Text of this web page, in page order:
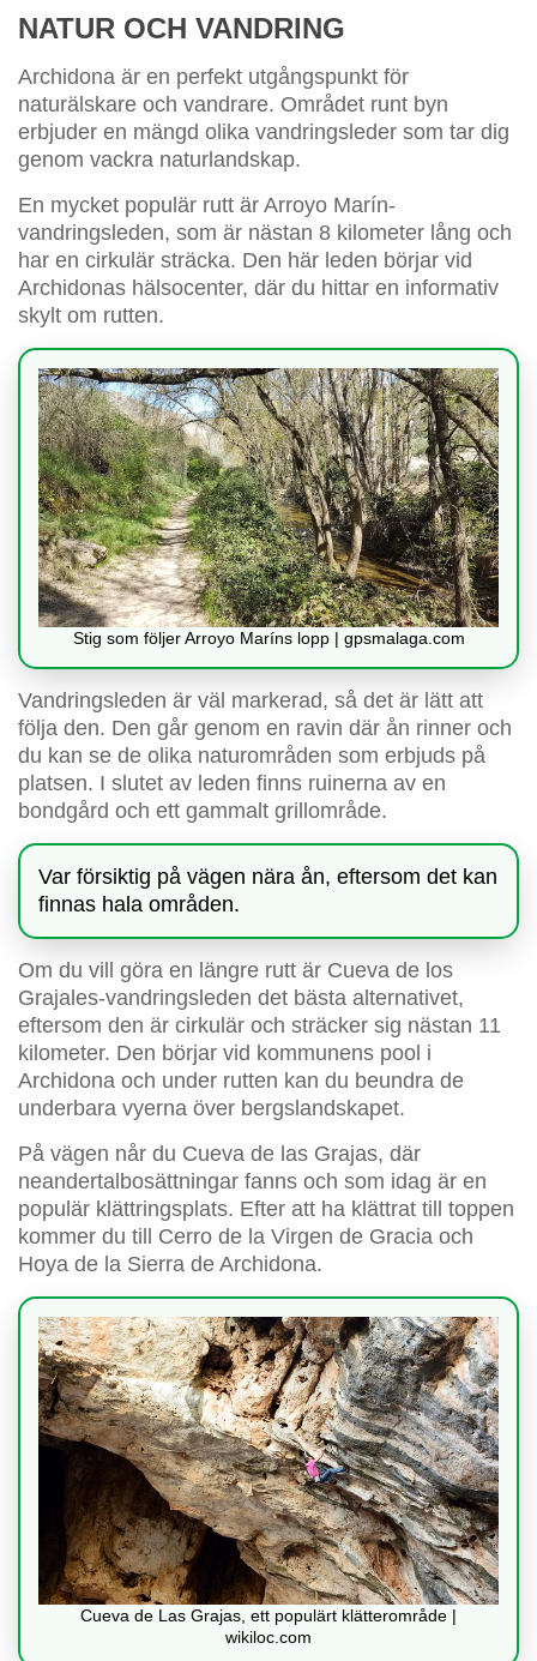
NATUR OCH VANDRING
Archidona är en perfekt utgångspunkt för
naturälskare och vandrare. Området runt byn
erbjuder en mängd olika vandringsleder som tar dig
genom vackra naturlandskap.
En mycket populär rutt är Arroyo Marín-
vandringsleden, som är nästan 8 kilometer lång och
har en cirkulär sträcka. Den här leden börjar vid
Archidonas hälsocenter, där du hittar en informativ
skylt om rutten.
Stig som följer Arroyo Maríns lopp | gpsmalaga.com
Vandringsleden är väl markerad, så det är lätt att
följa den. Den går genom en ravin där ån rinner och
du kan se de olika naturområden som erbjuds på
platsen. I slutet av leden finns ruinerna av en
bondgård och ett gammalt grillområde.
Var försiktig på vägen nära ån, eftersom det kan
finnas hala områden.
Om du vill göra en längre rutt är Cueva de los
Grajales-vandringsleden det bästa alternativet,
eftersom den är cirkulär och sträcker sig nästan 11
kilometer. Den börjar vid kommunens pool i
Archidona och under rutten kan du beundra de
underbara vyerna över bergslandskapet.
På vägen når du Cueva de las Grajas, där
neandertalbosättningar fanns och som idag är en
populär klättringsplats. Efter att ha klättrat till toppen
kommer du till Cerro de la Virgen de Gracia och
Hoya de la Sierra de Archidona.
Cueva de Las Grajas, ett populärt klätterområde |
wikiloc.com